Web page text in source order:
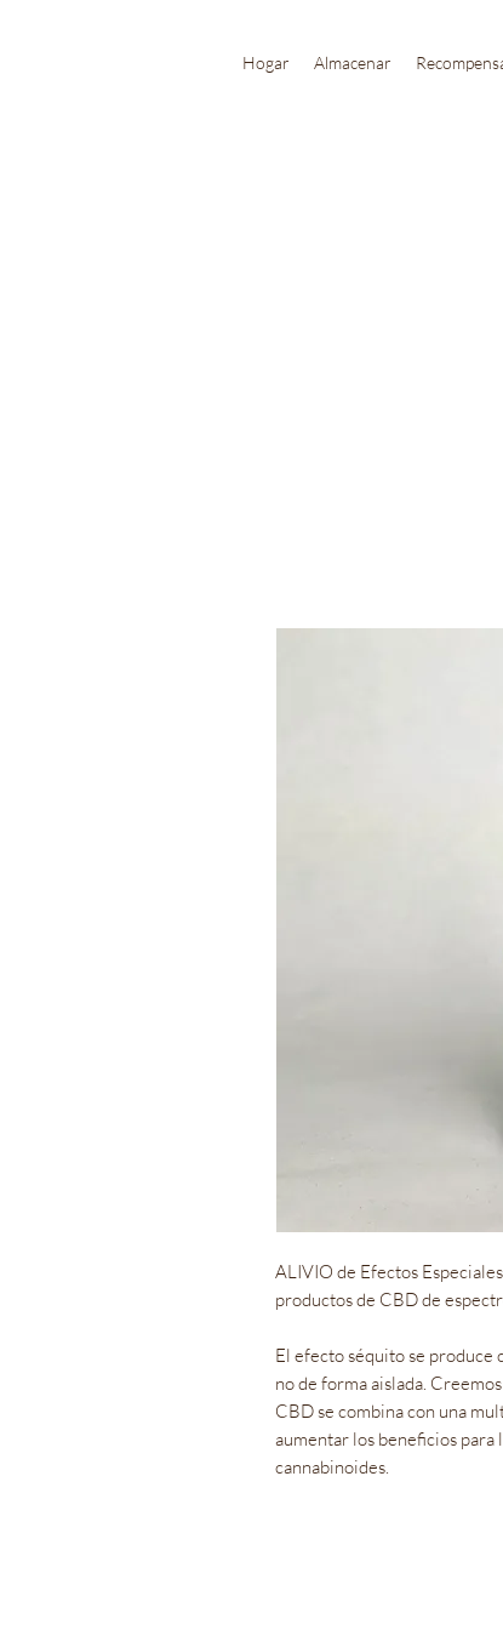
Hogar Almacenar
ALIVIO de Efectos
productos de CBD de
El efecto séquito se produce
no de forma aislada.
CBD se combina con una
aumentar los beneficios
cannabinoides.